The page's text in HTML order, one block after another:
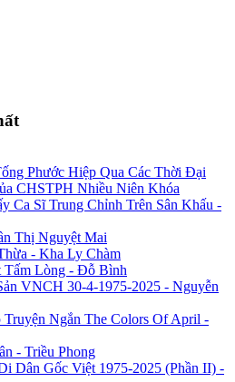
Phước Hiệp Qua Các Thời Đại
CHSTPH Nhiều Niên Khóa
Ca Sĩ Trung Chỉnh Trên Sân Khấu -
Thị Nguyệt Mai
- Kha Ly Chàm
Tấm Lòng - Đỗ Bình
VNCH 30-4-1975-2025 - Nguyễn
Ngắn The Colors Of April -
- Triều Phong
Dân Gốc Việt 1975-2025 (Phần II) -